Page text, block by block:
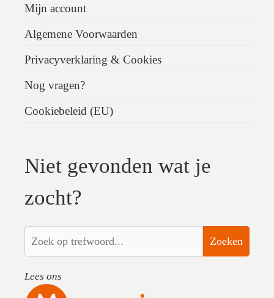
Mijn account
Algemene Voorwaarden
Privacyverklaring & Cookies
Nog vragen?
Cookiebeleid (EU)
Niet gevonden wat je
zocht?
Zoeken
Lees ons